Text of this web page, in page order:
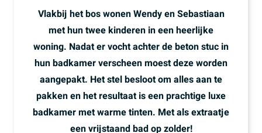
Vlakbij het bos wonen Wendy en Sebastiaan
met hun twee kinderen in een heerlijke
woning. Nadat er vocht achter de beton stuc in
hun badkamer verscheen moest deze worden
aangepakt. Het stel besloot om alles aan te
pakken en het resultaat is een prachtige luxe
badkamer met warme tinten. Met als extraatje
een vrijstaand bad op zolder!